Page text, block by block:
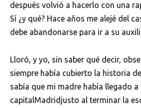
después volvió a hacerlo con una
Sí ¿y qué? Hace años me alejé del
debe abandonarse para ir a su
Lloró, y yo, sin saber qué decir,
siempre había cubierto la historia
sabía que mi madre había llegado a
capitalMadridjusto al terminar la